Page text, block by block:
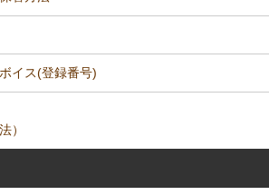
イス(登録番号)
）